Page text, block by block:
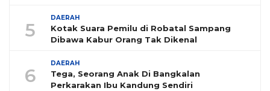
5
DAERAH
Kotak Suara Pemilu di Robatal Sampang
Dibawa Kabur Orang Tak Dikenal
6
DAERAH
Tega, Seorang Anak Di Bangkalan
Perkarakan Ibu Kandung Sendiri